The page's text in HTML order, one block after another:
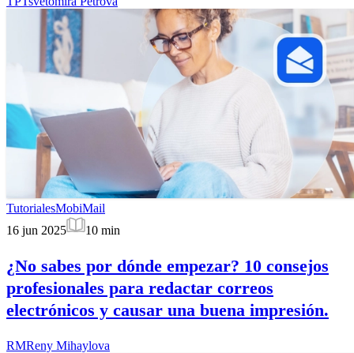
TutorialesMobiMail
16 jun 2025
10 min
¿No sabes por dónde empezar? 10 consejos
profesionales para redactar correos
electrónicos y causar una buena impresión.
RMReny Mihaylova